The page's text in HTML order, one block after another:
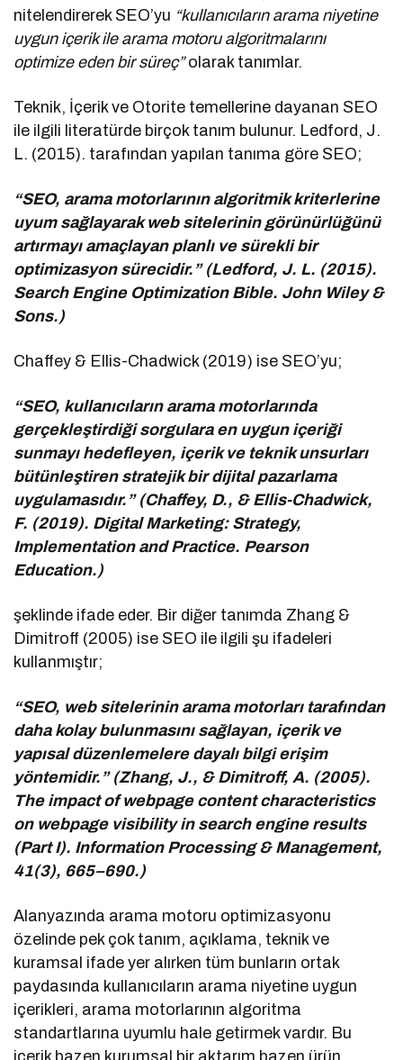
nitelendirerek SEO’yu “kullanıcıların arama niyetine
uygun içerik ile arama motoru algoritmalarını
optimize eden bir süreç”olarak tanımlar.
Teknik, İçerik ve Otorite temellerine dayanan SEO
ile ilgili literatürde birçok tanım bulunur. Ledford, J.
L. (2015). tarafından yapılan tanıma göre SEO;
“SEO, arama motorlarının algoritmik kriterlerine
uyum sağlayarak web sitelerinin görünürlüğünü
artırmayı amaçlayan planlı ve sürekli bir
optimizasyon sürecidir.” (Ledford, J. L. (2015).
Search Engine Optimization Bible. John Wiley &
Sons.)
Chaffey & Ellis-Chadwick (2019) ise SEO’yu;
“SEO, kullanıcıların arama motorlarında
gerçekleştirdiği sorgulara en uygun içeriği
sunmayı hedefleyen, içerik ve teknik unsurları
bütünleştiren stratejik bir dijital pazarlama
uygulamasıdır.” (Chaffey, D., & Ellis-Chadwick,
F. (2019). Digital Marketing: Strategy,
Implementation and Practice. Pearson
Education.)
şeklinde ifade eder. Bir diğer tanımda Zhang &
Dimitroff (2005) ise SEO ile ilgili şu ifadeleri
kullanmıştır;
“SEO, web sitelerinin arama motorları tarafından
daha kolay bulunmasını sağlayan, içerik ve
yapısal düzenlemelere dayalı bilgi erişim
yöntemidir.” (Zhang, J., & Dimitroff, A. (2005).
The impact of webpage content characteristics
on webpage visibility in search engine results
(Part I). Information Processing & Management,
41(3), 665–690.)
Alanyazında arama motoru optimizasyonu
özelinde pek çok tanım, açıklama, teknik ve
kuramsal ifade yer alırken tüm bunların ortak
paydasında kullanıcıların arama niyetine uygun
içerikleri, arama motorlarının algoritma
standartlarına uyumlu hale getirmek vardır. Bu
içerik bazen kurumsal bir aktarım bazen ürün